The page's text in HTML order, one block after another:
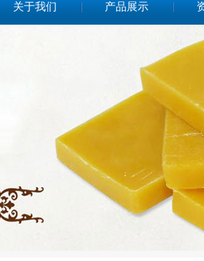
关于我们 产品展示